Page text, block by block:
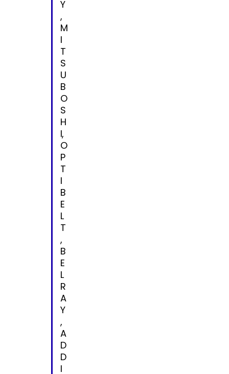
Y
,
M
I
T
S
U
B
O
S
H
I,
O
P
T
I
B
E
L
T
,
B
E
L
R
A
Y
,
A
D
D
I